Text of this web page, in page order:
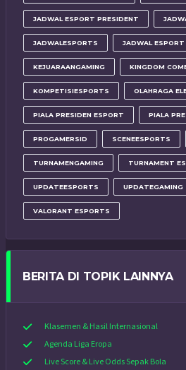
JADWAL ESPORT PRESIDENT
JADWALESPORTS JADWAL
KEJUARAANGAMING KINGDOM
KOMPETISIESPORTS OLAHRAGA
PIALA PRESIDEN ESPORT PIALA
PROGAMERSID SCENEESPORTS
TURNAMENGAMING TURNAMENT
UPDATEESPORTS UPDATEGAMING
VALORANT ESPORTS
BERITA DI TOPIK LAINNYA
Klasemen & Hasil Internasional
Agenda Liga Eropa
Live Score & Live Odds Sepak Bola